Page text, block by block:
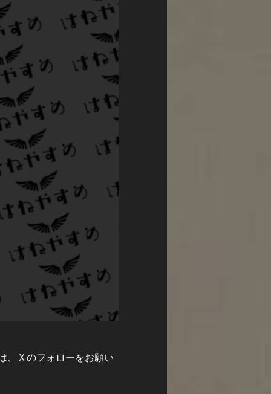
、Ｘのフォローをお願い